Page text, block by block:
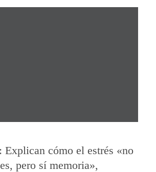
cómo el estrés «no
pero sí memoria»,